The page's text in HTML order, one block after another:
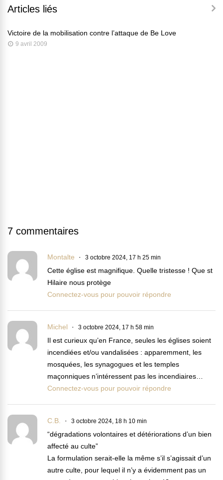
Articles liés
Victoire de la mobilisation contre l’attaque de Be Love
9 avril 2009
7 commentaires
Montalte 3 octobre 2024, 17 h 25 min
Cette église est magnifique. Quelle tristesse ! Que st
Hilaire nous protège
Connectez-vous pour pouvoir répondre
Michel 3 octobre 2024, 17 h 58 min
Il est curieux qu’en France, seules les églises soient
incendiées et/ou vandalisées : apparemment, les
mosquées, les synagogues et les temples
maçonniques n’intéressent pas les incendiaires…
Connectez-vous pour pouvoir répondre
C.B. 3 octobre 2024, 18 h 10 min
“dégradations volontaires et détériorations d’un bien
affecté au culte”
La formulation serait-elle la même s’il s’agissait d’un
autre culte, pour lequel il n’y a évidemment pas un